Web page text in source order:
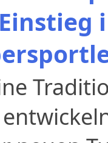
Einstieg